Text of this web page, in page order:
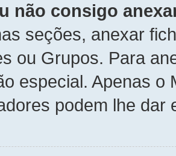
não consigo
seções, anexar
ou Grupos. Para
especial. Apenas o
podem lhe